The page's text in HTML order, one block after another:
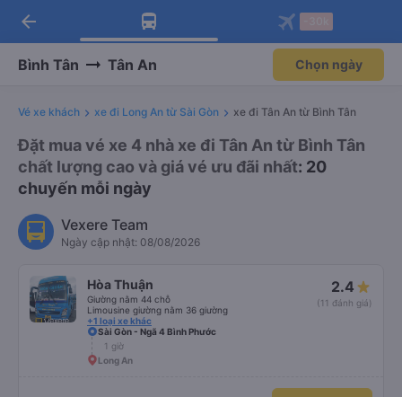
Tải app Vexere ngay!
Nhận ưu đãi thành viên độc
Mở app
Tải app Vexere
-30k/ghế khi đặt vé máy bay qua
Mở app
arrow_back
Bình Tân Tân An Chọn ngày
Vé xe khách xe đi Long An từ Sài Gòn xe đi Tân An từ Bình Tân
Đặt mua vé xe 4 nhà xe đi Tân An từ Bình Tân
chất lượng cao và giá vé ưu đãi nhất: 20
chuyến mỗi ngày
Vexere Team
Ngày cập nhật: 08/08/2026
Hòa Thuận
Giường nằm 44 chỗ
Limousine giường nằm 36 giường
+1 loại xe khác
2.4
(11 đánh giá)
Sài Gòn - Ngã 4 Bình Phước
1 giờ
Long An